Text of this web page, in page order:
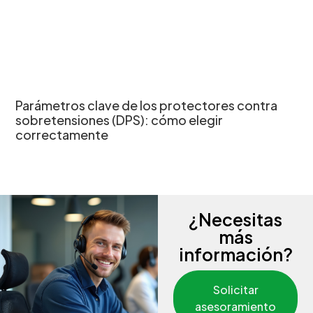
Parámetros clave de los protectores contra
sobretensiones (DPS): cómo elegir
correctamente
¿Necesitas
más
información?
Solicitar
asesoramiento